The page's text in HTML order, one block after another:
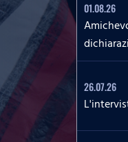
01.08.26
26.07.26